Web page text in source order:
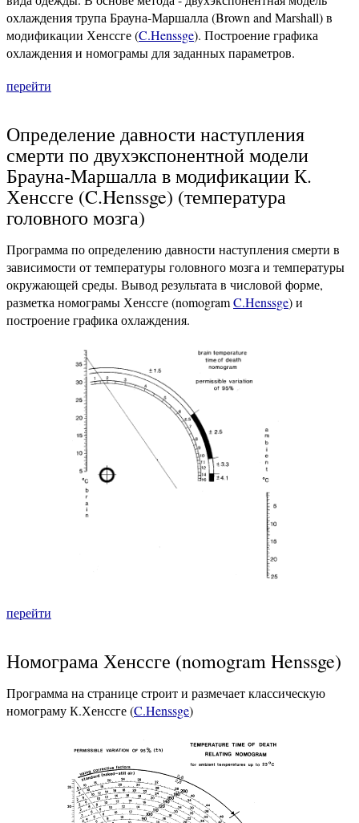
охлаждения трупа Брауна-Маршалла (Brown and Marshall) в
модификации Хенссге (C.Henssge). Построение графика
охлаждения и номограмы для заданных параметров.
перейти
Определение давности наступления
смерти по двухэкспонентной модели
Брауна-Маршалла в модификации К.
Хенссге (C.Henssge) (температура
головного мозга)
Программа по определению давности наступления смерти в
зависимости от температуры головного мозга и температуры
окружающей среды. Вывод результата в числовой форме,
разметка номограмы Хенссге (nomogramC.Henssge) и
построение графика охлаждения.
перейти
Номограма Хенссге (nomogram Henssge)
Программа на странице строит и размечает классическую
номограму К.Хенссге (C.Henssge)